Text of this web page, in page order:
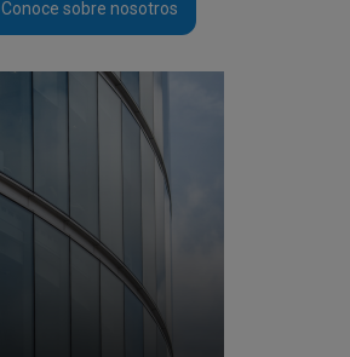
Conoce sobre nosotros